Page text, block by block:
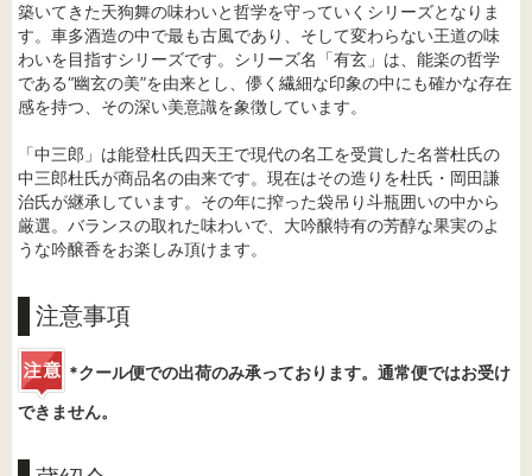
築いてきた天狗舞の味わいと哲学を守っていくシリーズとなりま
す。車多酒造の中で最も古風であり、そして変わらない王道の味
わいを目指すシリーズです。シリーズ名「有玄」は、能楽の哲学
である“幽玄の美”を由来とし、儚く繊細な印象の中にも確かな存在
感を持つ、その深い美意識を象徴しています。
「中三郎」は能登杜氏四天王で現代の名工を受賞した名誉杜氏の
中三郎杜氏が商品名の由来です。現在はその造りを杜氏・岡田謙
治氏が継承しています。その年に搾った袋吊り斗瓶囲いの中から
厳選。バランスの取れた味わいで、大吟醸特有の芳醇な果実のよ
うな吟醸香をお楽しみ頂けます。
注意事項
*クール便での出荷のみ承っております。通常便ではお受け
できません。